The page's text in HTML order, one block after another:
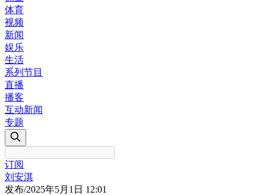
体育
视频
新闻
娱乐
生活
系列节目
直播
播客
互动新闻
专题
订阅
刘安淇
发布/2025年5月1日 12:01